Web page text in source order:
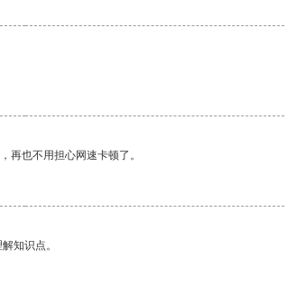
再也不用担心网速卡顿了。
知识点。